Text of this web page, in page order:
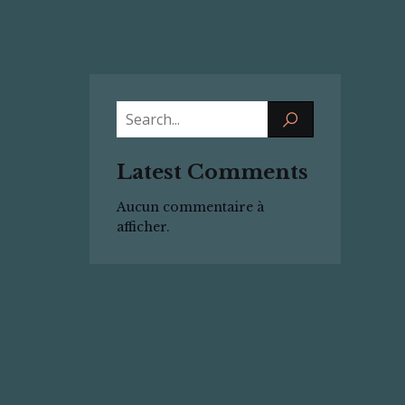
Latest Comments
Aucun commentaire à
afficher.